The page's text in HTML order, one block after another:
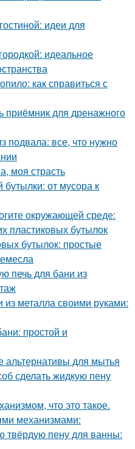
идеи для
идеальное
как справиться с
приёмник для дренажного
подвала: все, что нужно
моя страсть
бутылки: от мусора к
окружающей среде:
пластиковых бутылок
бутылок: простые
печь для бани из
из металла своими руками:
простой и
для мытья
сделать жидкую пену
что это такое.
механизмами:
твёрдую пену для ванны: